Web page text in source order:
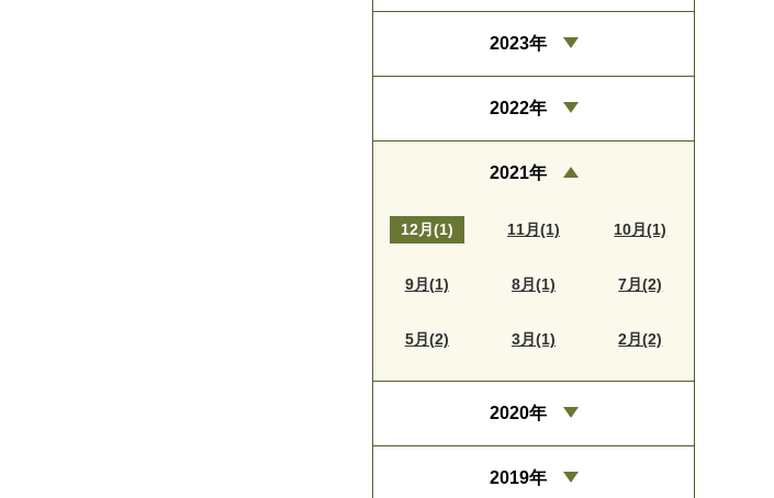
2023年
2022年
2021年
12月(1) 11月(1) 10月(1)
9月(1) 8月(1) 7月(2)
5月(2) 3月(1) 2月(2)
2020年
2019年